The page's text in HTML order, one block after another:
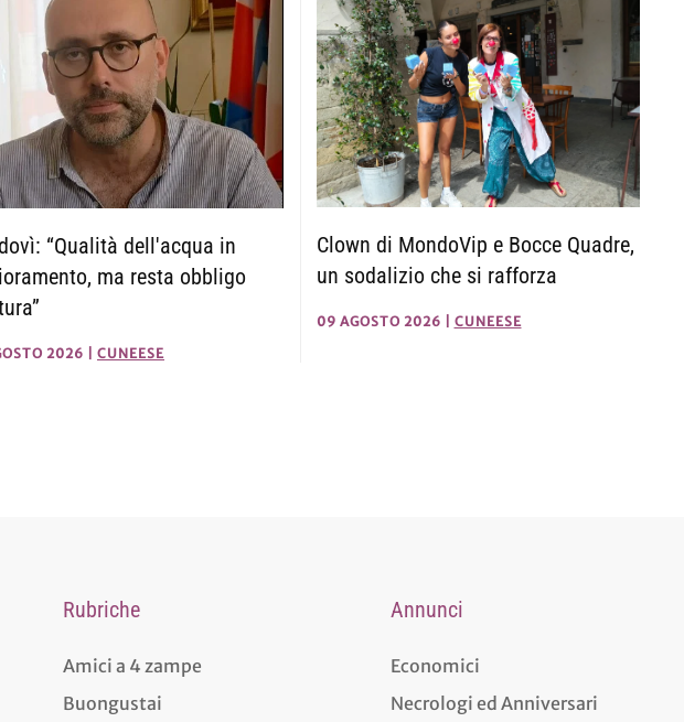
“Qualità dell'acqua in
ma resta obbligo
2026 CUNEESE
Clown di MondoVip e Bocce Quadre,
un sodalizio che si rafforza
09 AGOSTO 2026 CUNEESE
Rubriche
Amici a 4 zampe
Buongustai
Annunci
Economici
Necrologi ed Anniversari